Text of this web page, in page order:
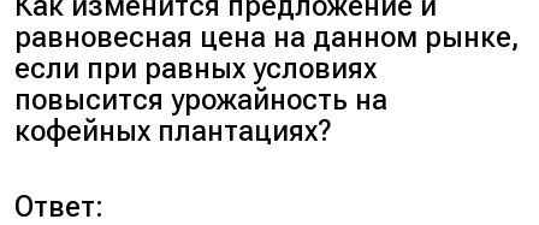
равновесная цена на данном рынке,
если при равных условиях
повысится урожайность на
кофейных плантациях?
Ответ: